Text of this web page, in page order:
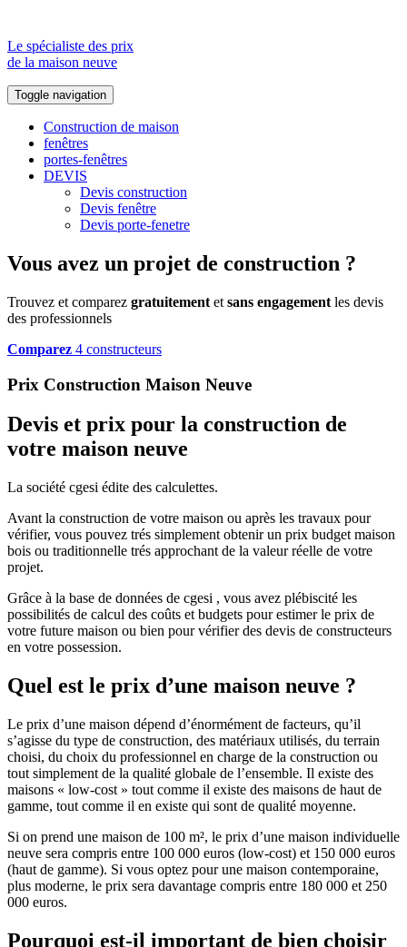
Le spécialiste des prix
de la maison neuve
Toggle navigation
Construction de maison
fenêtres
portes-fenêtres
DEVIS
Devis construction
Devis fenêtre
Devis porte-fenetre
Vous avez un projet de construction ?
Trouvez et comparez gratuitement et sans engagement les devis
des professionnels
Comparez 4 constructeurs
Prix Construction Maison Neuve
Devis et prix pour la construction de
votre maison neuve
La société cgesi édite des calculettes.
Avant la construction de votre maison ou après les travaux pour
vérifier, vous pouvez trés simplement obtenir un prix budget maison
bois ou traditionnelle trés approchant de la valeur réelle de votre
projet.
Grâce à la base de données de cgesi , vous avez plébiscité les
possibilités de calcul des coûts et budgets pour estimer le prix de
votre future maison ou bien pour vérifier des devis de constructeurs
en votre possession.
Quel est le prix d’une maison neuve ?
Le prix d’une maison dépend d’énormément de facteurs, qu’il
s’agisse du type de construction, des matériaux utilisés, du terrain
choisi, du choix du professionnel en charge de la construction ou
tout simplement de la qualité globale de l’ensemble. Il existe des
maisons « low-cost » tout comme il existe des maisons de haut de
gamme, tout comme il en existe qui sont de qualité moyenne.
Si on prend une maison de 100 m², le prix d’une maison individuelle
neuve sera compris entre 100 000 euros (low-cost) et 150 000 euros
(haut de gamme). Si vous optez pour une maison contemporaine,
plus moderne, le prix sera davantage compris entre 180 000 et 250
000 euros.
Pourquoi est-il important de bien choisir